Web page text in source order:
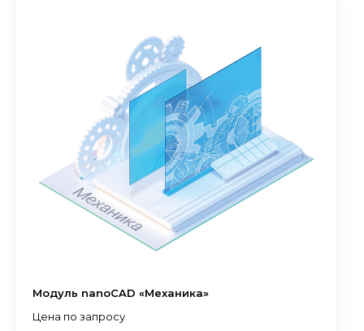
Модуль nanoCAD «Механика»
Цена по запросу